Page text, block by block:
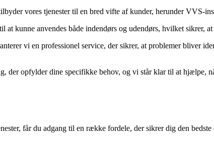
vores tjenester til en bred vifte af kunder, herunder VVS-
at kunne anvendes både indendørs og udendørs, hvilket sikrer,
vi en professionel service, der sikrer, at problemer bliver
der opfylder dine specifikke behov, og vi står klar til at hjælpe,
får du adgang til en række fordele, der sikrer dig den bedste